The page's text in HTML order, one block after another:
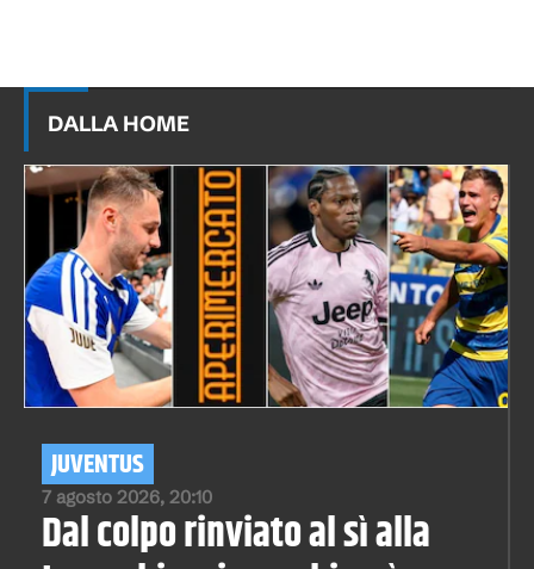
DALLA HOME
7 agosto 2026, 20:10
JUVENTUS
Dal colpo rinviato al sì alla